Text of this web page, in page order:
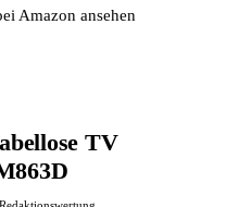
Amazon ansehen
TV